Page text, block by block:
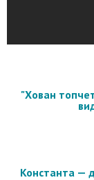
"Хован
Константа —